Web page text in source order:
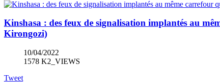
Kinshasa : des feux de signalisation implantés au
Kirongozi)
10/04/2022
1578 K2_VIEWS
Tweet